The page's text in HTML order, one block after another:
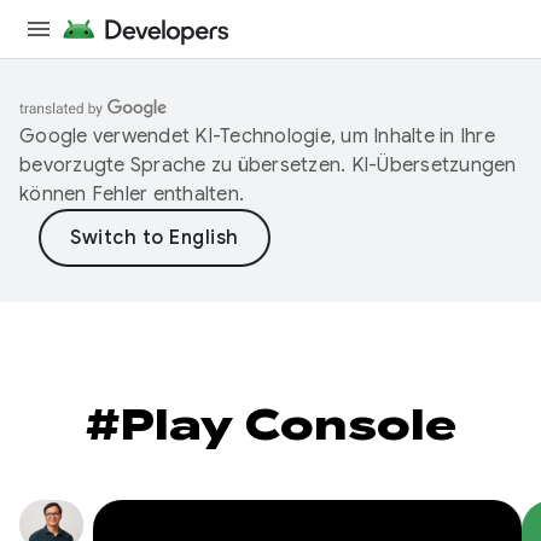
Google verwendet KI-Technologie, um Inhalte in Ihre
bevorzugte Sprache zu übersetzen. KI-Übersetzungen
können Fehler enthalten.
#Play Console